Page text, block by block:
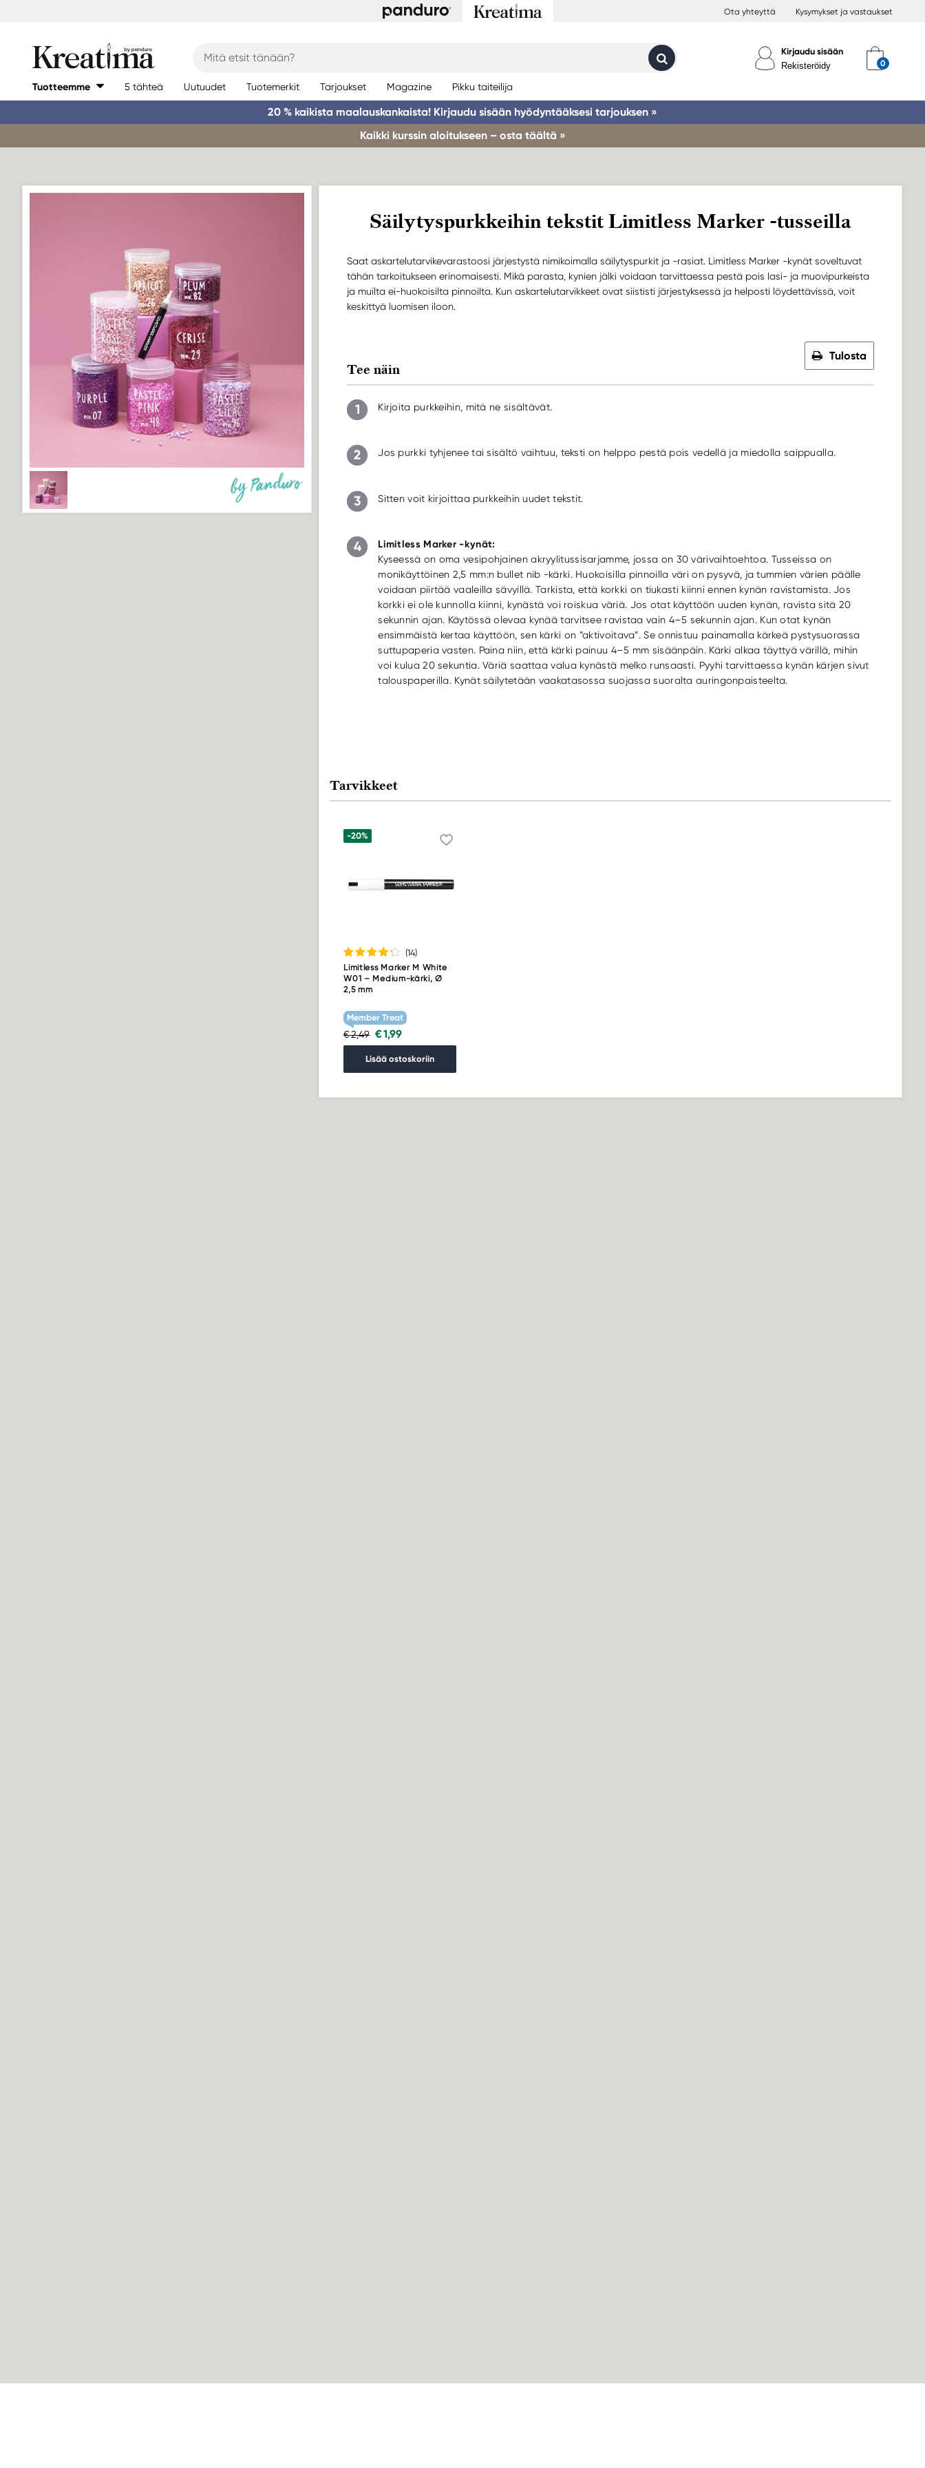
Ota yhteyttä Kysymykset ja vastaukset
Kirjaudu sisään
Rekisteröidy
Tuotteemme 5 tähteä Uutuudet Tuotemerkit Tarjoukset Magazine Pikku taiteilija
20 % kaikista maalauskankaista! Kirjaudu sisään hyödyntääksesi tarjouksen »
Kaikki kurssin aloitukseen – osta täältä »
by Panduro
Säilytyspurkkeihin tekstit Limitless Marker -tusseilla
Saat askartelutarvikevarastoosi järjestystä nimikoimalla säilytyspurkit ja -rasiat. Limitless Marker -kynät soveltuvat
tähän tarkoitukseen erinomaisesti. Mikä parasta, kynien jälki voidaan tarvittaessa pestä pois lasi- ja muovipurkeista
ja muilta ei-huokoisilta pinnoilta. Kun askartelutarvikkeet ovat siististi järjestyksessä ja helposti löydettävissä, voit
keskittyä luomisen iloon.
Tulosta
Tee näin
1 Kirjoita purkkeihin, mitä ne sisältävät.
2 Jos purkki tyhjenee tai sisältö vaihtuu, teksti on helppo pestä pois vedellä ja miedolla saippualla.
3 Sitten voit kirjoittaa purkkeihin uudet tekstit.
4 Limitless Marker -kynät:
Kyseessä on oma vesipohjainen akryylitussisarjamme, jossa on 30 värivaihtoehtoa. Tusseissa on
monikäyttöinen 2,5 mm:n bullet nib -kärki. Huokoisilla pinnoilla väri on pysyvä, ja tummien värien päälle
voidaan piirtää vaaleilla sävyillä. Tarkista, että korkki on tiukasti kiinni ennen kynän ravistamista. Jos
korkki ei ole kunnolla kiinni, kynästä voi roiskua väriä. Jos otat käyttöön uuden kynän, ravista sitä 20
sekunnin ajan. Käytössä olevaa kynää tarvitsee ravistaa vain 4–5 sekunnin ajan. Kun otat kynän
ensimmäistä kertaa käyttöön, sen kärki on ”aktivoitava”. Se onnistuu painamalla kärkeä pystysuorassa
suttupaperia vasten. Paina niin, että kärki painuu 4–5 mm sisäänpäin. Kärki alkaa täyttyä värillä, mihin
voi kulua 20 sekuntia. Väriä saattaa valua kynästä melko runsaasti. Pyyhi tarvittaessa kynän kärjen sivut
talouspaperilla. Kynät säilytetään vaakatasossa suojassa suoralta auringonpaisteelta.
Tarvikkeet
-20%
(14)
Limitless Marker M White
W01 – Medium-kärki, Ø
2,5 mm
Member Treat
€ 2,49 € 1,99
Lisää ostoskoriin